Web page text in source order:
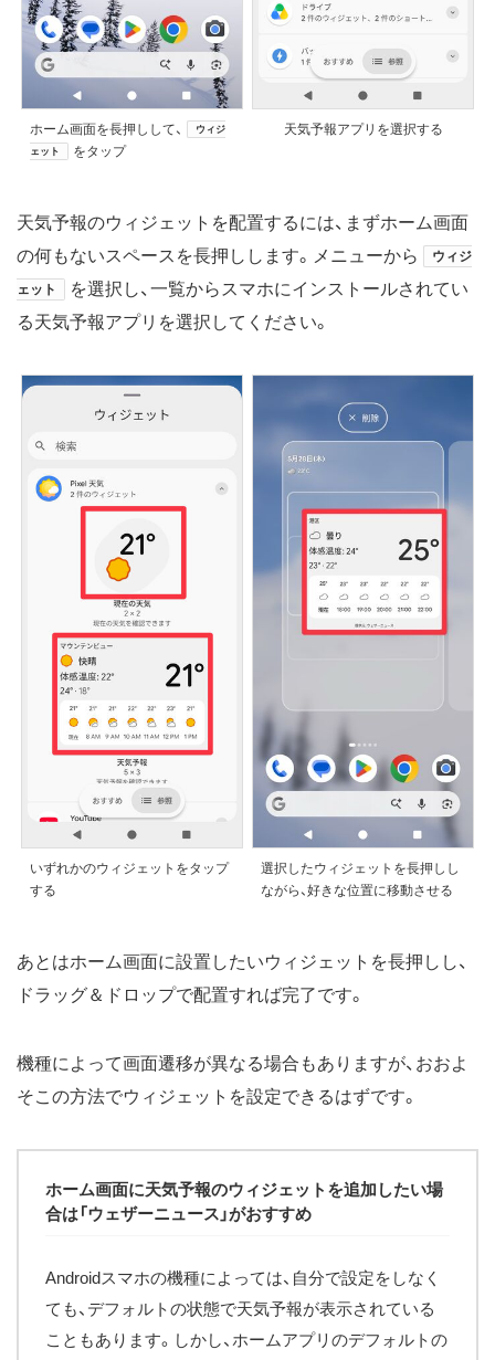
ホーム画面を長押しして、
ウィジ
ェット
をタップ
天気予報アプリを選択する
天気予報のウィジェットを配置するには、まずホーム画面
の何もないスペースを長押しします。メニューから
ウィジ
ェット
を選択し、一覧からスマホにインストールされてい
る天気予報アプリを選択してください。
いずれかのウィジェットをタップ
する
選択したウィジェットを長押しし
ながら、好きな位置に移動させる
あとはホーム画面に設置したいウィジェットを長押しし、
ドラッグ＆ドロップで配置すれば完了です。
機種によって画面遷移が異なる場合もありますが、おおよ
そこの方法でウィジェットを設定できるはずです。
ホーム画面に天気予報のウィジェットを追加したい場
合は「ウェザーニュース」がおすすめ
Androidスマホの機種によっては、自分で設定をしなく
ても、デフォルトの状態で天気予報が表示されている
こともあります。しかし、ホームアプリのデフォルトの